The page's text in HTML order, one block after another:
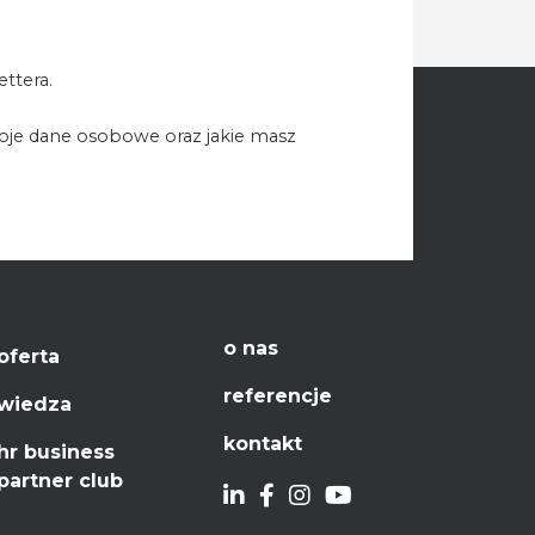
dane osobowe oraz jakie masz
business
club
o nas
referencje
kontakt